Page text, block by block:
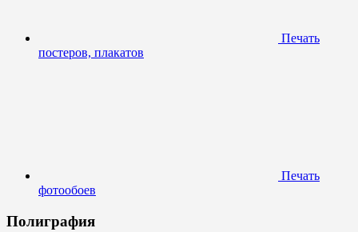
Печать
постеров, плакатов
Печать
фотообоев
Полиграфия